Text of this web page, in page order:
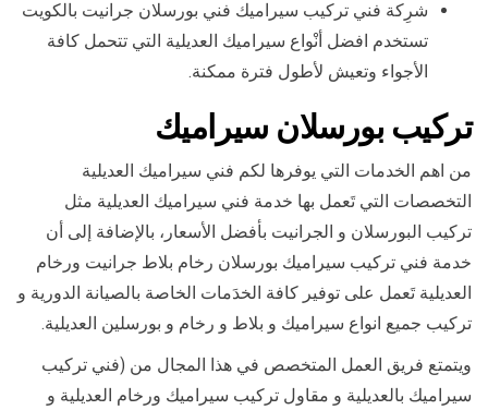
شرِكة فني تركيب سيراميك فني بورسلان جرانيت بالكويت
تستخدم افضل أنْواع سيراميك العديلية التي تتحمل كافة
الأجواء وتعيش لأطول فترة ممكنة.
تركيب بورسلان سيراميك
من اهم الخدمات التي يوفرها لكم فني سيراميك العديلية
التخصصات التي تَعمل بها خدمة فني سيراميك العديلية مثل
تركيب البورسلان و الجرانيت بأفضل الأسعار، بالإضافة إلى أن
خدمة فني تركيب سيراميك بورسلان رخام بلاط جرانيت ورخام
العديلية تَعمل على توفير كافة الخدَمات الخاصة بالصيانة الدورية و
تركيب جميع انواع سيراميك و بلاط و رخام و بورسلين العديلية.
ويتمتع فريق العمل المتخصص في هذا المجال من (فني تركيب
سيراميك بالعديلية و مقاول تركيب سيراميك ورخام العديلية و